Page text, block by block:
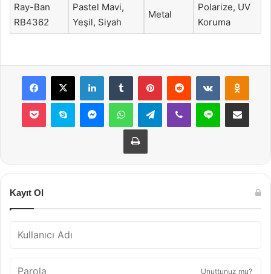
Ray-Ban
RB4362
Pastel Mavi,
Yeşil, Siyah
Metal
Polarize, UV
Koruma
Facebook
X LinkedInTumblr PinterestReddit VKontakte
Pocket Skype MessengerWhatsAppTelegramViber Line E-Posta ile
Yazdır
Kayıt Ol
Unuttunuz mu?